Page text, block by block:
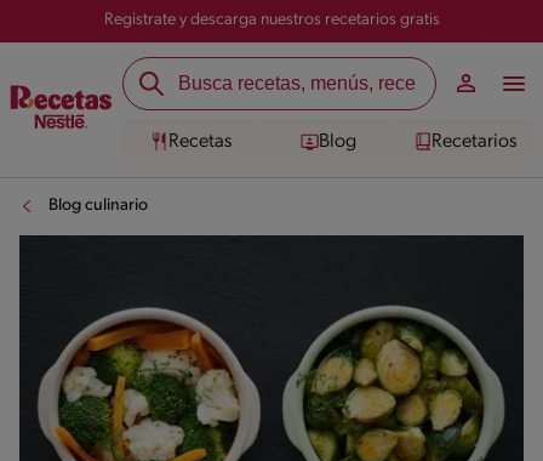
Registrate y descarga nuestros recetarios gratis
Recetas Blog Recetarios
Blog culinario